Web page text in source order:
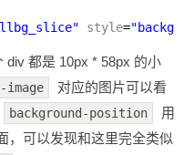
style=
div 都是 10px * 58px 的小
image
对应的图片可以看
background-position
用
，可以发现和这里完全类似